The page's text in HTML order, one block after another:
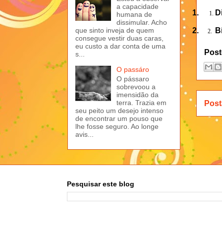
1. 1.
2. 2.
a capacidade
humana de
dissimular. Acho
que sinto inveja de quem
consegue vestir duas caras,
eu custo a dar conta de uma
s...
O passáro
O pássaro
sobrevoou a
imensidão da
terra. Trazia em
seu peito um desejo intenso
de encontrar um pouso que
lhe fosse seguro. Ao longe
avis...
Pesquisar este blog